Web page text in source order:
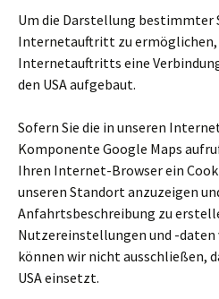
Um die Darstellung bestimmter
Internetauftritt zu ermöglichen,
Internetauftritts eine
den USA aufgebaut.
Sofern Sie die in unseren
Komponente Google Maps
Ihren Internet-Browser ein
unseren Standort anzuzeigen
Anfahrtsbeschreibung zu
Nutzereinstellungen und -
können wir nicht ausschließen,
USA einsetzt.